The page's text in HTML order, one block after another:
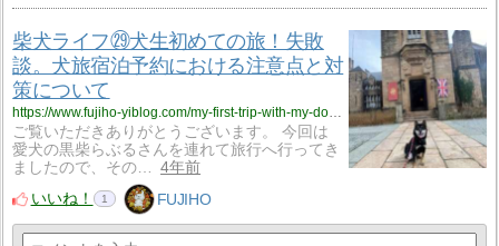
柴犬ライフ㉙犬生初めての旅！失敗
談。犬旅宿泊予約における注意点と対
策について
https://www.fujiho-yiblog.com/my-first-trip-with-my-dog-was-difficult-we-made-a-mistake-in-our-reservation-and-could-not-stay-with-them-i-wrote-about-my-experience-of-dealing-with-the-problem-and-how-to-prevent-it/
ご覧いただきありがとうございます。 今回は
愛犬の黒柴らぶるさんを連れて旅行へ行ってき
ましたので、その…
4年前
いいね！
1 FUJIHO